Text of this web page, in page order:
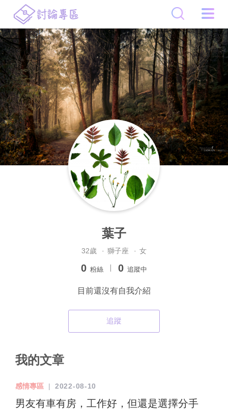
葉子
32歲 · 獅子座 · 女
0 粉絲 0 追蹤中
目前還沒有自我介紹
追蹤
我的文章
感情專區 | 2022-08-10
男友有車有房，工作好，但還是選擇分手